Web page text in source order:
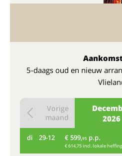
5-daags oud en nieuw
2026
Vorige
maand
di 29-12 € 599,95 p.p.
€ 614,75 incl. lokale